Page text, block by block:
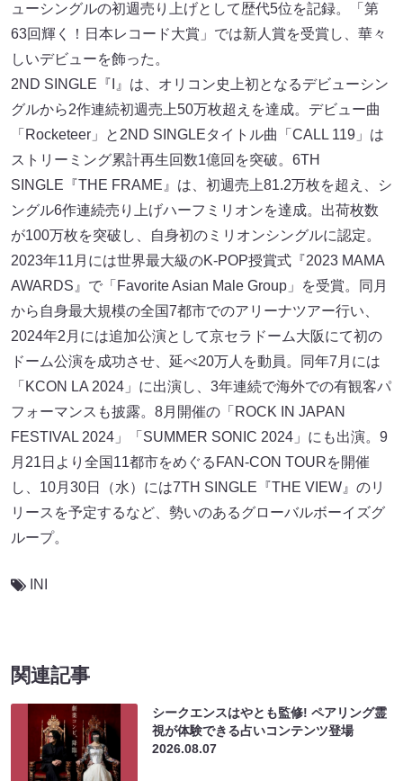
ューシングルの初週売り上げとして歴代5位を記録。「第
63回輝く！⽇本レコード⼤賞」では新⼈賞を受賞し、華々
しいデビューを飾った。
2ND SINGLE『I』は、オリコン史上初となるデビューシン
グルから2作連続初週売上50万枚超えを達成。デビュー曲
「Rocketeer」と2ND SINGLEタイトル曲「CALL 119」は
ストリーミング累計再⽣回数1億回を突破。6TH
SINGLE『THE FRAME』は、初週売上81.2万枚を超え、シ
ングル6作連続売り上げハーフミリオンを達成。出荷枚数
が100万枚を突破し、⾃⾝初のミリオンシングルに認定。
2023年11⽉には世界最⼤級のK-POP授賞式『2023 MAMA
AWARDS』で「Favorite Asian Male Group」を受賞。同⽉
から⾃⾝最⼤規模の全国7都市でのアリーナツアー⾏い、
2024年2⽉には追加公演として京セラドーム⼤阪にて初の
ドーム公演を成功させ、延べ20万⼈を動員。同年7⽉には
「KCON LA 2024」に出演し、3年連続で海外での有観客パ
フォーマンスも披露。8⽉開催の「ROCK IN JAPAN
FESTIVAL 2024」「SUMMER SONIC 2024」にも出演。9
⽉21⽇より全国11都市をめぐるFAN-CON TOURを開催
し、10⽉30⽇（⽔）には7TH SINGLE『THE VIEW』のリ
リースを予定するなど、勢いのあるグローバルボーイズグ
ループ。
INI
関連記事
シークエンスはやとも監修! ペアリング霊
視が体験できる占いコンテンツ登場
2026.08.07